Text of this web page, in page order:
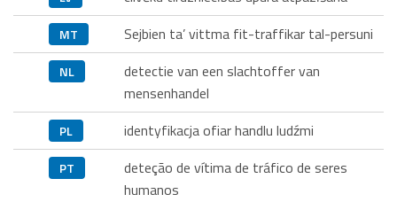
MT Sejbien ta’ vittma fit-traffikar tal-persuni
NL
detectie van een slachtoffer van
mensenhandel
PL identyfikacja ofiar handlu ludźmi
PT
deteção de vítima de tráfico de seres
humanos